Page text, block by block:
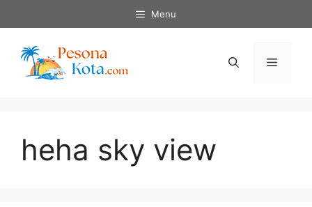
to
content
Menu
Menu
heha sky view